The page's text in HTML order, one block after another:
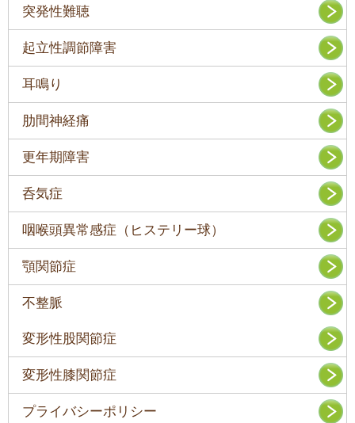
突発性難聴
起立性調節障害
耳鳴り
肋間神経痛
更年期障害
呑気症
咽喉頭異常感症（ヒステリー球）
顎関節症
不整脈
変形性股関節症
変形性膝関節症
プライバシーポリシー